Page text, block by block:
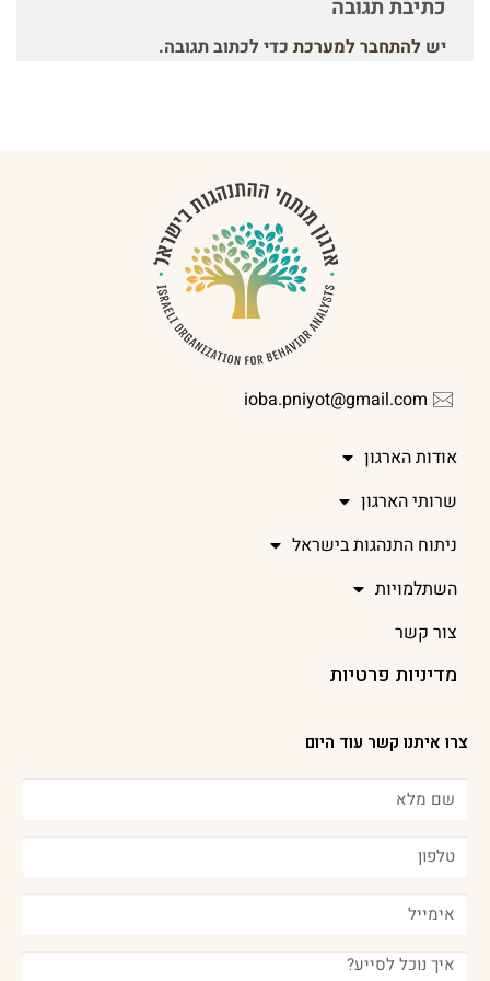
כתיבת תגובה
יש להתחבר למערכת כדי לכתוב תגובה.
ioba.pniyot@gmail.com
אודות הארגון
שרותי הארגון
ניתוח התנהגות בישראל
השתלמויות
צור קשר
מדיניות פרטיות
צרו איתנו קשר עוד היום